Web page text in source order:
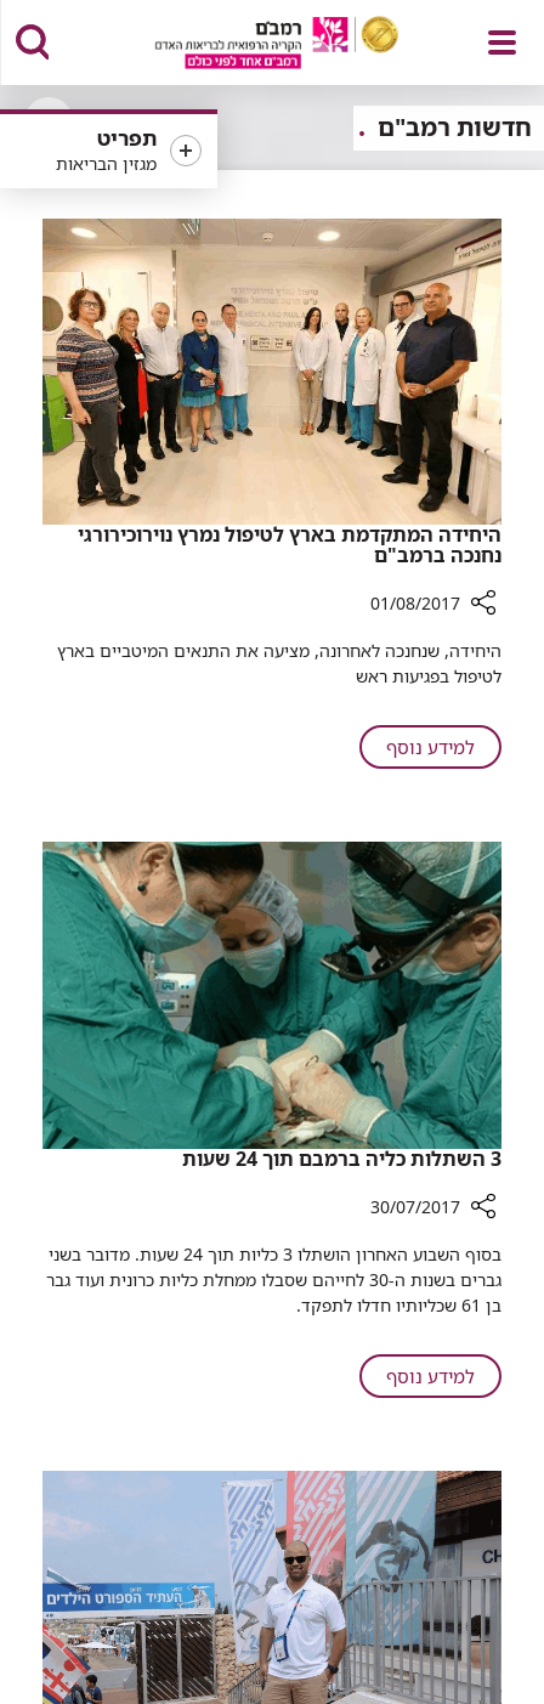
פתח
תפריט
תפריט
מגזין הבריאות
חדשות רמב"ם
של
רכיב
סינון
היחידה המתקדמת בארץ לטיפול נמרץ נוירוכירורגי
נחנכה ברמב"ם
שיתוף
היחידה
בארץ
לטיפול
נחנכה
ברמב"ם
01/08/2017
היחידה, שנחנכה לאחרונה, מציעה את התנאים המיטביים בארץ
לטיפול בפגיעות ראש​​
למידע נוסףעל
היחידה
לטיפול
נמרץ
נוירוכירורגי
נחנכה
ברמב"ם
3 השתלות כליה ברמבם תוך 24 שעות
שיתוף
3
השתלות
ברמבם
תוך
30/07/2017
בסוף השבוע האחרון הושתלו 3 כליות תוך 24 שעות. מדובר בשני
גברים בשנות ה-30 לחייהם שסבלו ממחלת כליות כרונית ועוד גבר
בן 61 שכליותיו חדלו לתפקד.​
למידע נוסףעל
3
ברמבם
תוך
24
שעות